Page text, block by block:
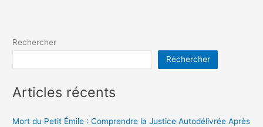
Rechercher
Rechercher
Articles récents
Mort du Petit Émile : Comprendre la Justice Autodélivrée Après